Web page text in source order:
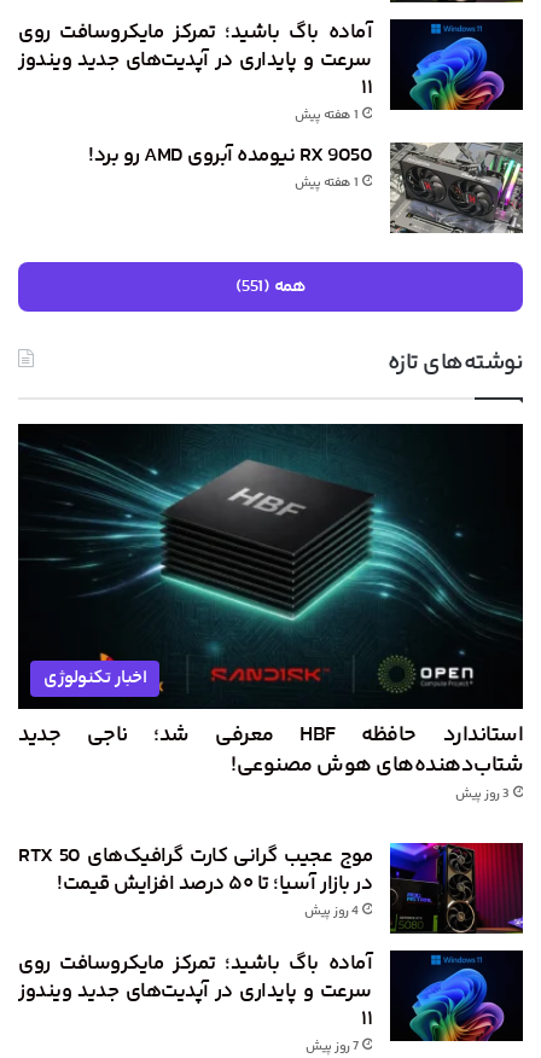
آماده باگ باشید؛ تمرکز مایکروسافت روی
سرعت و پایداری در آپدیت‌های جدید ویندوز
۱۱
1 هفته پیش
RX 9050 نیومده آبروی AMD رو برد!
1 هفته پیش
همه (551)
نوشته‌های تازه
اخبار تکنولوژی
استاندارد حافظه HBF معرفی شد؛ ناجی جدید
شتاب‌دهنده‌های هوش مصنوعی!
3 روز پیش
موج عجیب گرانی کارت گرافیک‌های RTX 50
در بازار آسیا؛ تا ۵۰ درصد افزایش قیمت!
4 روز پیش
آماده باگ باشید؛ تمرکز مایکروسافت روی
سرعت و پایداری در آپدیت‌های جدید ویندوز
۱۱
7 روز پیش